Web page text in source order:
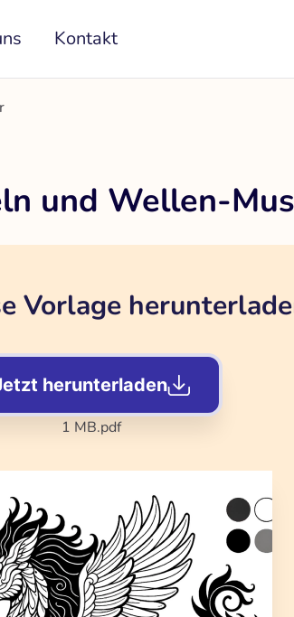
Kontakt
und Wellen-
Vorlage
herunterladen
1 MB.pdf